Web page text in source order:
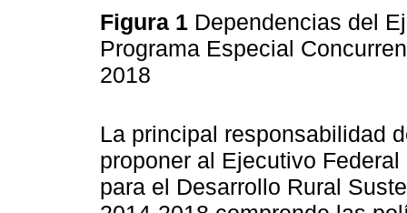
Figura 1 Dependencias del
Programa Especial
2018
La principal responsabilidad
proponer al Ejecutivo
para el Desarrollo Rural